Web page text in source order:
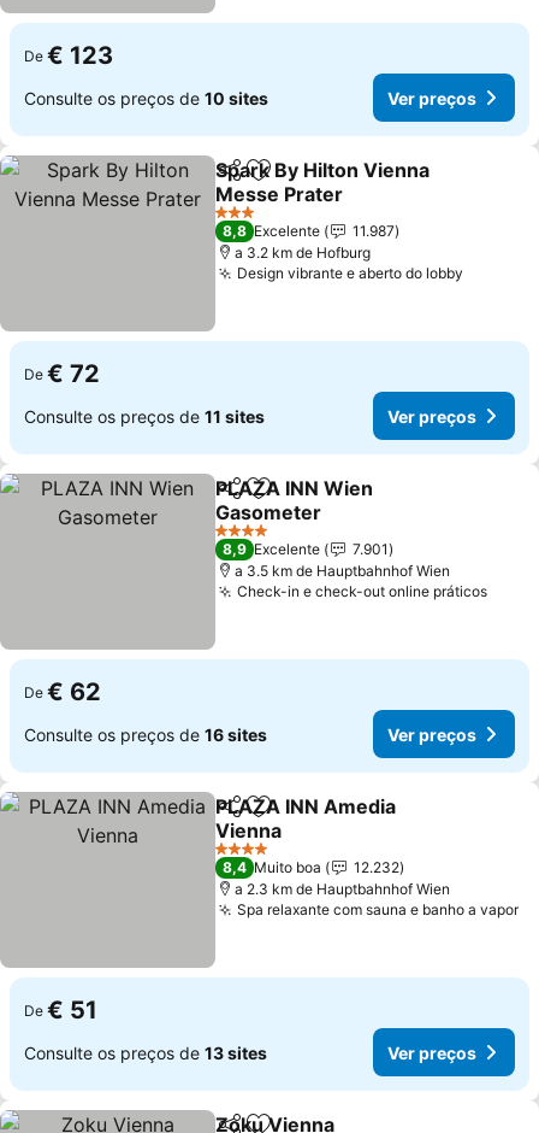
De € 123
Consulte os preços de 10 sites Ver preços
PartilharAdicionar aos favoritos
Spark By Hilton Vienna
Messe Prater
3 Estrelas
8,8 Excelente
11.987
a 3.2 km de Hofburg
Design vibrante e aberto do lobby
De € 72
Consulte os preços de 11 sites Ver preços
PartilharAdicionar aos favoritos
PLAZA INN Wien
Gasometer
4 Estrelas
8,9 Excelente
7.901
a 3.5 km de Hauptbahnhof Wien
Check-in e check-out online práticos
De € 62
Consulte os preços de 16 sites Ver preços
PartilharAdicionar aos favoritos
PLAZA INN Amedia
Vienna
4 Estrelas
8,4 Muito boa
12.232
a 2.3 km de Hauptbahnhof Wien
Spa relaxante com sauna e banho a vapor
De € 51
Consulte os preços de 13 sites Ver preços
Zoku Vienna